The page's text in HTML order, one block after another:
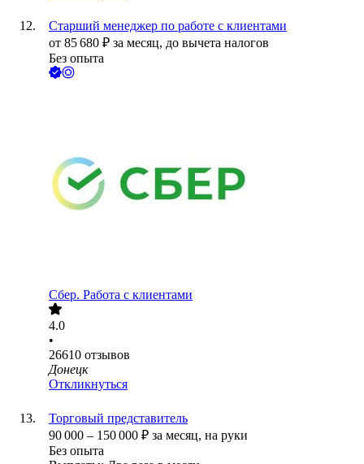
Старший менеджер по работе с клиентами
от 85 680 ₽ за месяц, до вычета налогов
Без опыта
Сбер. Работа с клиентами
4.0
•
26610 отзывов
Донецк
Откликнуться
Торговый представитель
90 000 – 150 000 ₽ за месяц, на руки
Без опыта